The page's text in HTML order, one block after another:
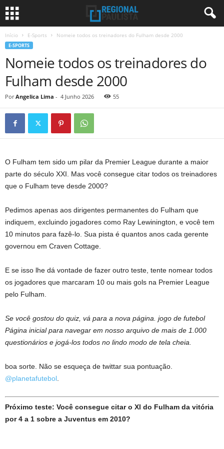
Início E-Sports Nomeie todos os treinadores do Fulham desde 2000
E-SPORTS
Nomeie todos os treinadores do
Fulham desde 2000
Por Angelica Lima - 4 Junho 2026 55
O Fulham tem sido um pilar da Premier League durante a maior
parte do século XXI. Mas você consegue citar todos os treinadores
que o Fulham teve desde 2000?
Pedimos apenas aos dirigentes permanentes do Fulham que
indiquem, excluindo jogadores como Ray Lewinington, e você tem
10 minutos para fazê-lo. Sua pista é quantos anos cada gerente
governou em Craven Cottage.
E se isso lhe dá vontade de fazer outro teste, tente nomear todos
os jogadores que marcaram 10 ou mais gols na Premier League
pelo Fulham.
Se você gostou do quiz, vá para a nova página. jogo de futebol
Página inicial para navegar em nosso arquivo de mais de 1.000
questionários e jogá-los todos no lindo modo de tela cheia.
boa sorte. Não se esqueça de twittar sua pontuação.
@planetafutebol
Próximo teste: Você consegue citar o Xl do Fulham da vitória
por 4 a 1 sobre a Juventus em 2010?